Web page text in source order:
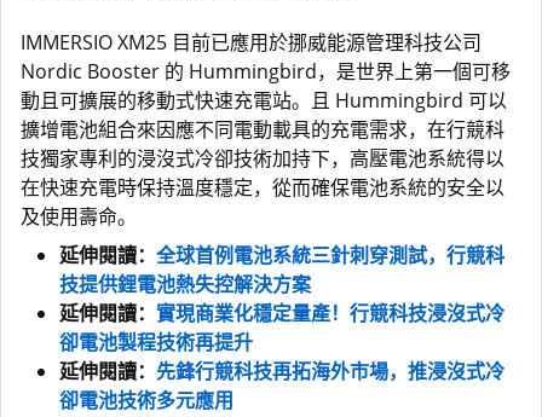
IMMERSIO XM25 目前已應用於挪威能源管理科技公司
Nordic Booster 的 Hummingbird，是世界上第一個可移
動且可擴展的移動式快速充電站。且 Hummingbird 可以
擴增電池組合來因應不同電動載具的充電需求，在行競科
技獨家專利的浸沒式冷卻技術加持下，高壓電池系統得以
在快速充電時保持溫度穩定，從而確保電池系統的安全以
及使用壽命。
延伸閱讀： 全球首例電池系統三針刺穿測試，行競科
技提供鋰電池熱失控解決方案
延伸閱讀： 實現商業化穩定量產！行競科技浸沒式冷
卻電池製程技術再提升
延伸閱讀： 先鋒行競科技再拓海外市場，推浸沒式冷
卻電池技術多元應用